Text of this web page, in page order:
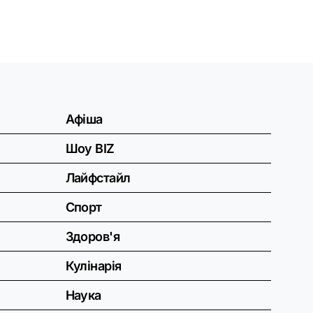
Афіша
Шоу BIZ
Лайфстайл
Спорт
Здоров'я
Кулінарія
Наука